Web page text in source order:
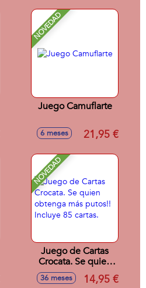
NOVEDAD
Juego Camuflarte
6 meses 21,95 €
NOVEDAD
Juego de Cartas
Crocata. Se quien
obtenga más
putos!! Incluye 85
36 meses 14,95 €